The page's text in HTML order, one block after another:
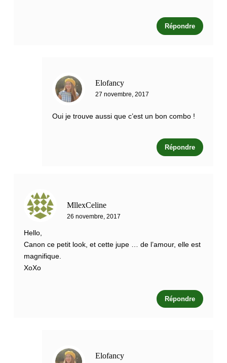
Répondre
Elofancy
27 novembre, 2017
Oui je trouve aussi que c’est un bon combo !
Répondre
MllexCeline
26 novembre, 2017
Hello,
Canon ce petit look, et cette jupe … de l’amour, elle est
magnifique.
XoXo
Répondre
Elofancy